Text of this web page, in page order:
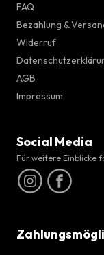
FAQ
Bezahlung &
Widerruf
AGB
Impressum
Social Media
Für weitere Einblicke